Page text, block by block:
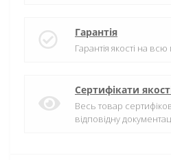
Гарантія
Гарантія якості на
Сертифікати
Весь товар
відповідну